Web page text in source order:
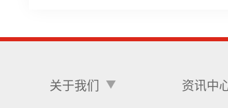
关于我们 资讯中